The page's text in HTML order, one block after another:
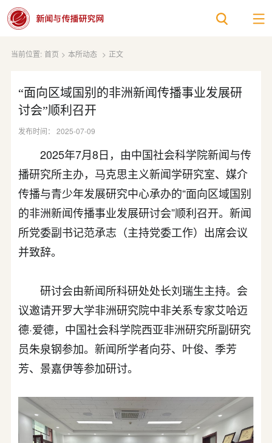
当前位置: 首页 > 本所动态 > 正文
“面向区域国别的非洲新闻传播事业发展研
讨会”顺利召开
发布时间： 2025-07-09
2025年7月8日，由中国社会科学院新闻与传
播研究所主办，马克思主义新闻学研究室、媒介
传播与青少年发展研究中心承办的“面向区域国别
的非洲新闻传播事业发展研讨会”顺利召开。新闻
所党委副书记范承志（主持党委工作）出席会议
并致辞。
研讨会由新闻所科研处处长刘瑞生主持。会
议邀请开罗大学非洲研究院中非关系专家艾哈迈
德·爱德，中国社会科学院西亚非洲研究所副研究
员朱泉钢参加。新闻所学者向芬、叶俊、季芳
芳、景嘉伊等参加研讨。